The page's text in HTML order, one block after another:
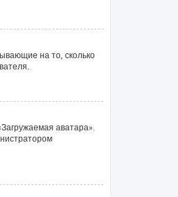
на то, сколько
аватара».